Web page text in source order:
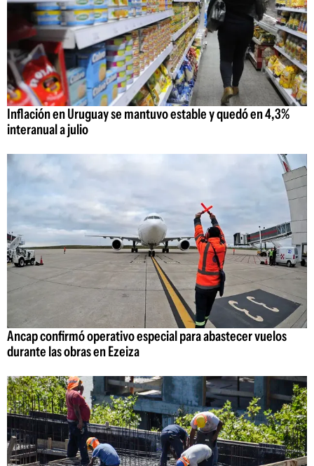
Inflación en Uruguay se mantuvo estable y quedó en 4,3%
interanual a julio
Ancap confirmó operativo especial para abastecer vuelos
durante las obras en Ezeiza